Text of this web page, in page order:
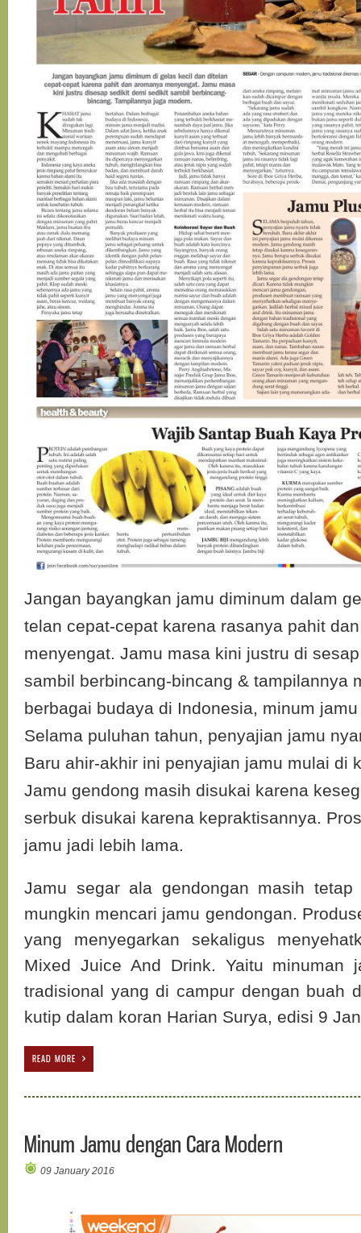
Jangan bayangkan jamu diminum dalam
telan cepat-cepat karena rasanya pahit
menyengat. Jamu masa kini justru di
sambil berbincang-bincang & tampilannya
berbagai budaya di Indonesia, minum
Selama puluhan tahun, penyajian jamu
Baru ahir-akhir ini penyajian jamu mulai di
Jamu gendong masih disukai karena
serbuk disukai karena kepraktisannya.
jamu jadi lebih lama.
Jamu segar ala gendongan masih
mungkin mencari jamu gendongan.
yang menyegarkan sekaligus
Mixed Juice And Drink. Yaitu minuman
tradisional yang di campur dengan buah
kutip dalam koran Harian Surya, edisi 9
READ MORE
Minum Jamu dengan Cara Modern
09 January 2016